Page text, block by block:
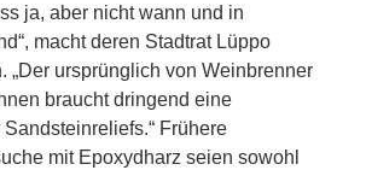
ja, aber nicht wann und in
macht deren Stadtrat Lüppo
„Der ursprünglich von Weinbrenner
braucht dringend eine
Frühere
mit Epoxydharz seien sowohl